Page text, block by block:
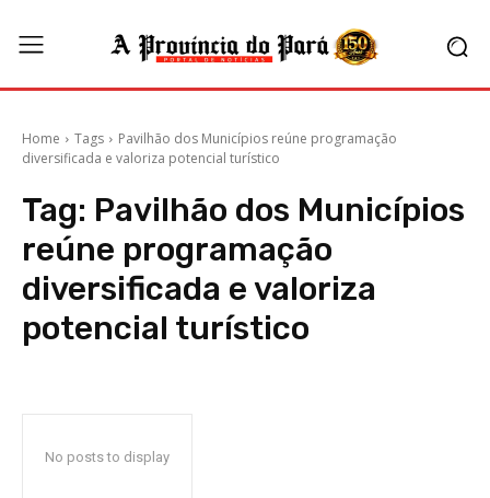
Home Tags
Pavilhão dos Municípios reúne programação
diversificada e valoriza potencial turístico
Tag: Pavilhão dos Municípios
reúne programação
diversificada e valoriza
potencial turístico
No posts to display